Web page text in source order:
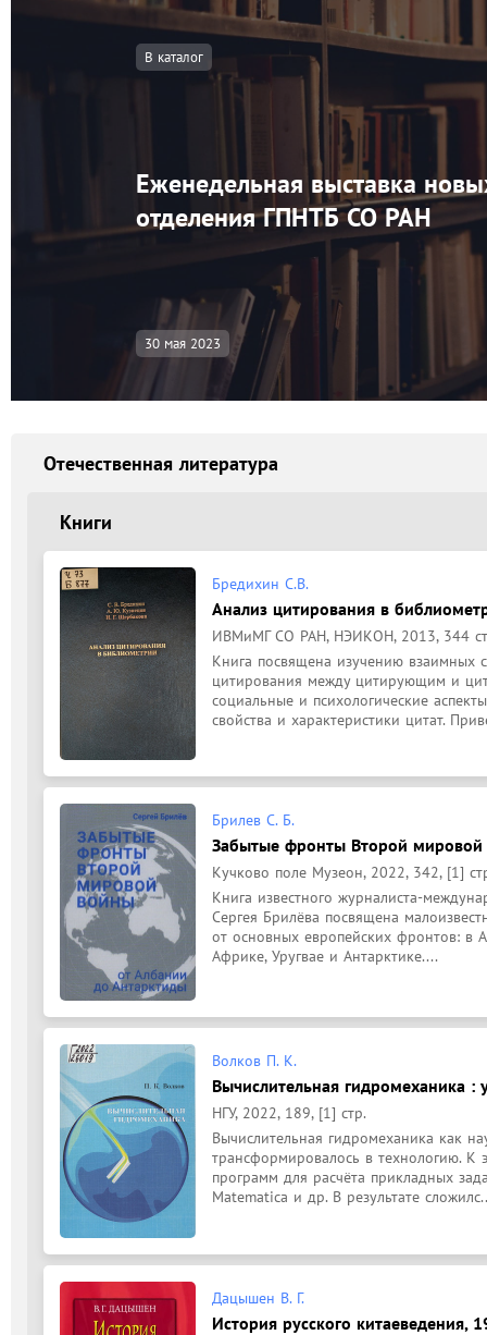
В каталог
Еженедельная выставка
отделения ГПНТБ СО РАН
30 мая 2023
Отечественная литература
Книги
Бредихин С.В.
Анализ цитирования в
ИВМиМГ СО РАН, НЭИКОН, 2013, 344
Книга посвящена изучению взаимных
цитирования между цитирующим и
социальные и психологические
свойства и характеристики цитат.
Брилев С. Б.
Забытые фронты Второй
Кучково поле Музеон, 2022, 342, [1]
Книга известного журналиста-
Сергея Брилёва посвящена
от основных европейских фронтов:
Африке, Уругвае и Антарктике....
Волков П. К.
Вычислительная гидромеханика :
НГУ, 2022, 189, [1] стр.
Вычислительная гидромеханика как
трансформировалось в технологию. К
программ для расчёта прикладных
Matematica и др. В результате
Дацышен В. Г.
История русского китаеведения,